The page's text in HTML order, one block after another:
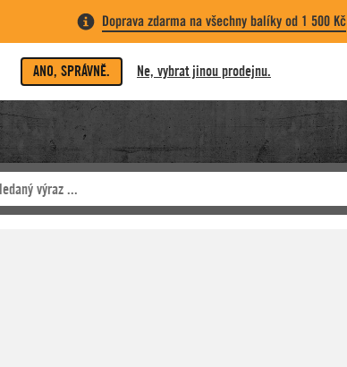
Doprava zdarma na všechny balíky od 1 500 Kč
ANO, SPRÁVNĚ. Ne, vybrat jinou prodejnu.